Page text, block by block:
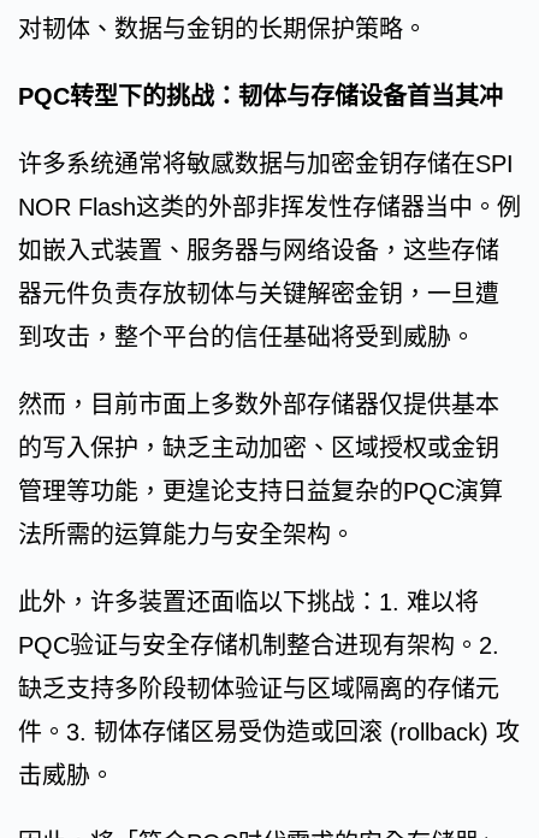
对韧体、数据与金钥的长期保护策略。
PQC转型下的挑战：韧体与存储设备首当其冲
许多系统通常将敏感数据与加密金钥存储在SPI
NOR Flash这类的外部非挥发性存储器当中。例
如嵌入式装置、服务器与网络设备，这些存储
器元件负责存放韧体与关键解密金钥，一旦遭
到攻击，整个平台的信任基础将受到威胁。
然而，目前市面上多数外部存储器仅提供基本
的写入保护，缺乏主动加密、区域授权或金钥
管理等功能，更遑论支持日益复杂的PQC演算
法所需的运算能力与安全架构。
此外，许多装置还面临以下挑战：1. 难以将
PQC验证与安全存储机制整合进现有架构。2.
缺乏支持多阶段韧体验证与区域隔离的存储元
件。3. 韧体存储区易受伪造或回滚 (rollback) 攻
击威胁。